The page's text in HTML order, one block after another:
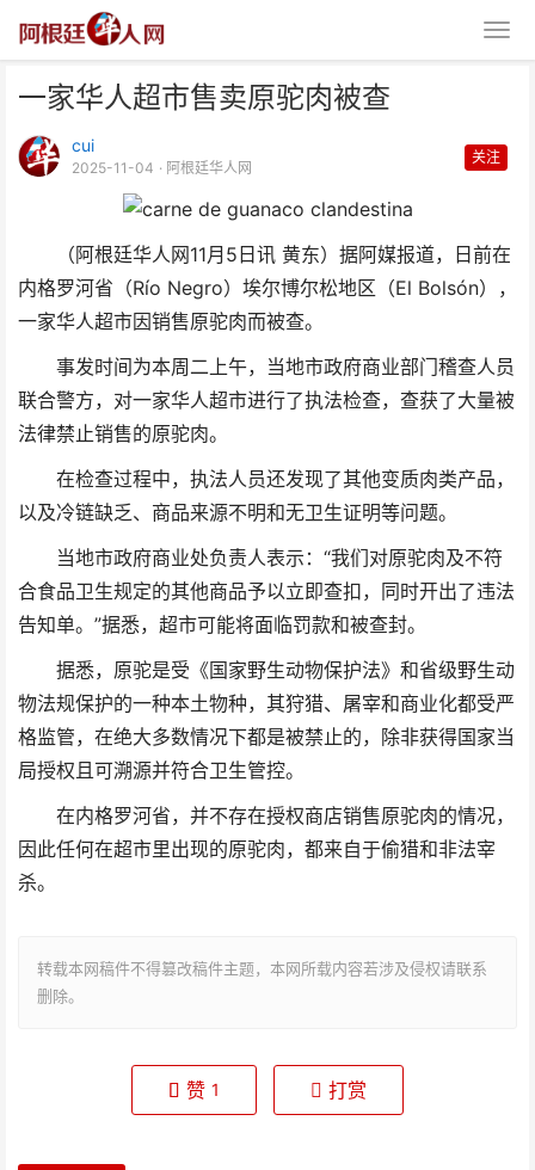
一家华人超市售卖原驼肉被查
cui
2025-11-04 · 阿根廷华人网
关注
（阿根廷华人网11月5日讯 黄东）据阿媒报道，日前在
内格罗河省（Río Negro）埃尔博尔松地区（El Bolsón），
一家华人超市因销售原驼肉而被查。
事发时间为本周二上午，当地市政府商业部门稽查人员
联合警方，对一家华人超市进行了执法检查，查获了大量被
法律禁止销售的原驼肉。
在检查过程中，执法人员还发现了其他变质肉类产品，
以及冷链缺乏、 商品来源不明和无卫生证明等问题。
当地市政府商业处负责人表示：“我们对原驼肉及不符
合食品卫生规定的其他商品予以立即查扣，同时开出了违法
告知单。”据悉，超市可能将面临罚款和被查封。
据悉，原驼是受《国家野生动物保护法》和省级野生动
物法规保护的一种本土物种，其狩猎、屠宰和商业化都受严
格监管，在绝大多数情况下都是被禁止的，除非获得国家当
局授权且可溯源并符合卫生管控。
在内格罗河省，并不存在授权商店销售原驼肉的情况，
因此任何在超市里出现的原驼肉，都来自于偷猎和非法宰
杀。
转载本网稿件不得篡改稿件主题，本网所载内容若涉及侵权请联系
删除。
一家华人超市售卖原驼肉被查
赞 1 打赏